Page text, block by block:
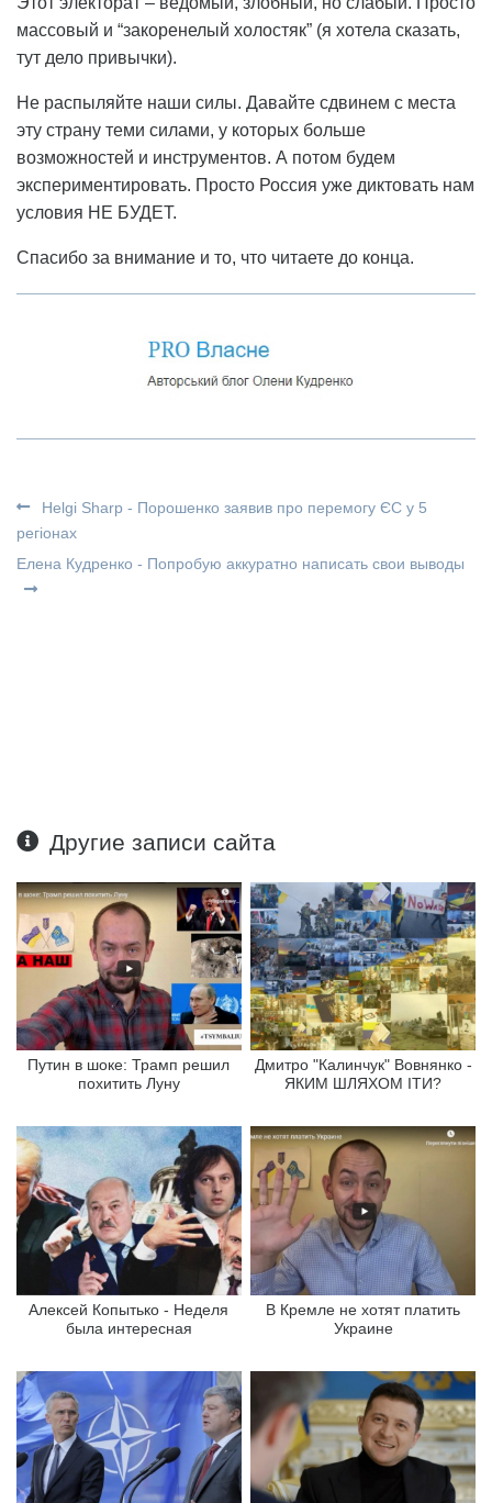
массовый и “закоренелый холостяк” (я хотела сказать,
тут дело привычки).
Не распыляйте наши силы. Давайте сдвинем с места
эту страну теми силами, у которых больше
возможностей и инструментов. А потом будем
экспериментировать. Просто Россия уже диктовать нам
условия НЕ БУДЕТ.
Спасибо за внимание и то, что читаете до конца.
Helgi Sharp - Порошенко заявив про перемогу ЄС у 5
регіонах
Елена Кудренко - Попробую аккуратно написать свои выводы
Другие записи сайта
Путин в шоке: Трамп решил
похитить Луну
Дмитро "Калинчук" Вовнянко -
ЯКИМ ШЛЯХОМ ІТИ?
Алексей Копытько - Неделя
была интересная
В Кремле не хотят платить
Украине